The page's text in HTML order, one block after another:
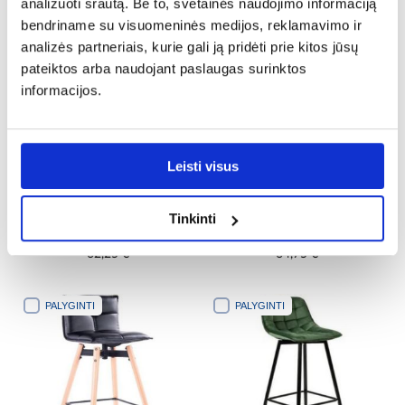
bendriname su visuomeninės medijos, reklamavimo ir
analizės partneriais, kurie gali ją pridėti prie kitos jūsų
pateiktos arba naudojant paslaugas surinktos
informacijos.
Leisti visus
Tinkinti
PALYGINTI
62,25 €
PALYGINTI
Taburetė Joker Green/Black
64,75 €
PALYGINTI PALYGINTI